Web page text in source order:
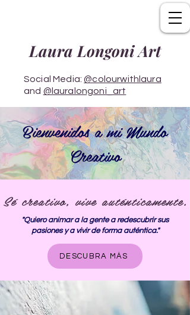
Laura Longoni Art
Social Media:@colourwithlaura
and @lauralongoni_art
Bienvenidos a mi Mundo
Creativo
Sé creativo, vive auténticamente.
"Quiero animar a la gente a redescubrir sus
pasiones y a vivir de forma auténtica."
DESCUBRA MÁS